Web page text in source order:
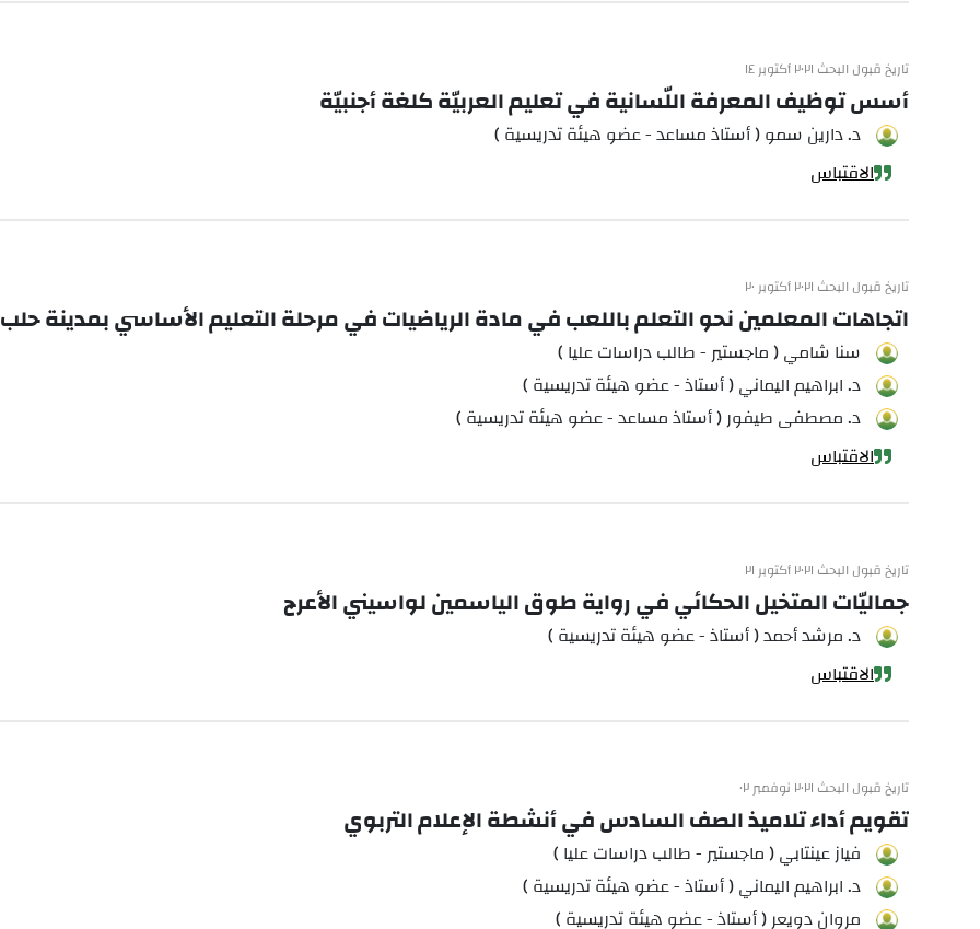
تاريخ قبول البحث ٢٠٢١ أكتوبر ١٤
أسس توظيف المعرفة اللّسانية في تعليم العربيّة كلغة أجنبيّة
د. دارين سمو ( أستاذ مساعد - عضو هيئة تدريسية )
الاقتباس
تاريخ قبول البحث ٢٠٢١ أكتوبر ٢٠
اتجاهات المعلمين نحو التعلم باللعب في مادة الرياضيات في مرحلة التعليم الأساسي بمدينة حلب
سنا شامي ( ماجستير - طالب دراسات عليا )
د. ابراهيم اليماني ( أستاذ - عضو هيئة تدريسية )
د. مصطفى طيفور ( أستاذ مساعد - عضو هيئة تدريسية )
الاقتباس
تاريخ قبول البحث ٢٠٢١ أكتوبر ٢١
جماليّات المتخيل الحكائي في رواية طوق الياسمين لواسيني الأعرج
د. مرشد أحمد ( أستاذ - عضو هيئة تدريسية )
الاقتباس
تاريخ قبول البحث ٢٠٢١ نوفمبر ٠٢
تقويم أداء تلاميذ الصف السادس في أنشطة الإعلام التربوي
فياز عينتابي ( ماجستير - طالب دراسات عليا )
د. ابراهيم اليماني ( أستاذ - عضو هيئة تدريسية )
مروان دويعر ( أستاذ - عضو هيئة تدريسية )